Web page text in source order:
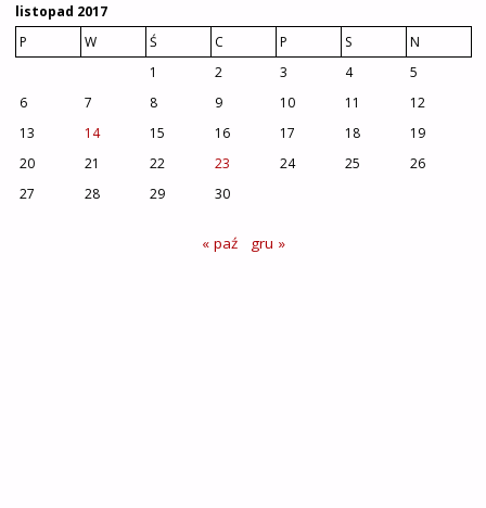
listopad 2017
P
W Ś C P S
N
1
2 3 4
5
6
7 8 9 10 11
12
13
14 15 16 17 18
19
20
21 22 23 24 25
26
27
28 29 30
« paź gru »